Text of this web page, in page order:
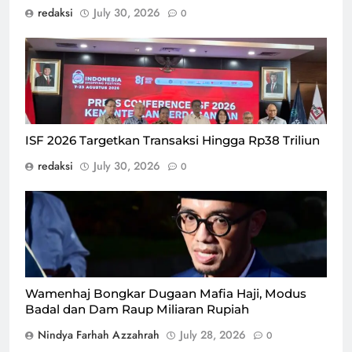
redaksi July 30, 2026 0
agenda Konferensi Pers pelaksanaan ISF 2026 bersama
Kamar Dagang dan Industri (KADIN), Gabungan Industri
Pariwisata Indonesia (GIPI), dan APPBI di Auditorium
Kementerian Perdagangan, Kamis (30/7)/Foto : Dok.
GPriority (Risma Octavia)
ISF 2026 Targetkan Transaksi Hingga Rp38 Triliun
redaksi July 30, 2026 0
Wakil Menteri Haji dan Umrah, Dahnil Anzar
Simanjuntak/Foto : BPMI Setpres
Wamenhaj Bongkar Dugaan Mafia Haji, Modus
Badal dan Dam Raup Miliaran Rupiah
Nindya Farhah Azzahrah July 28, 2026 0